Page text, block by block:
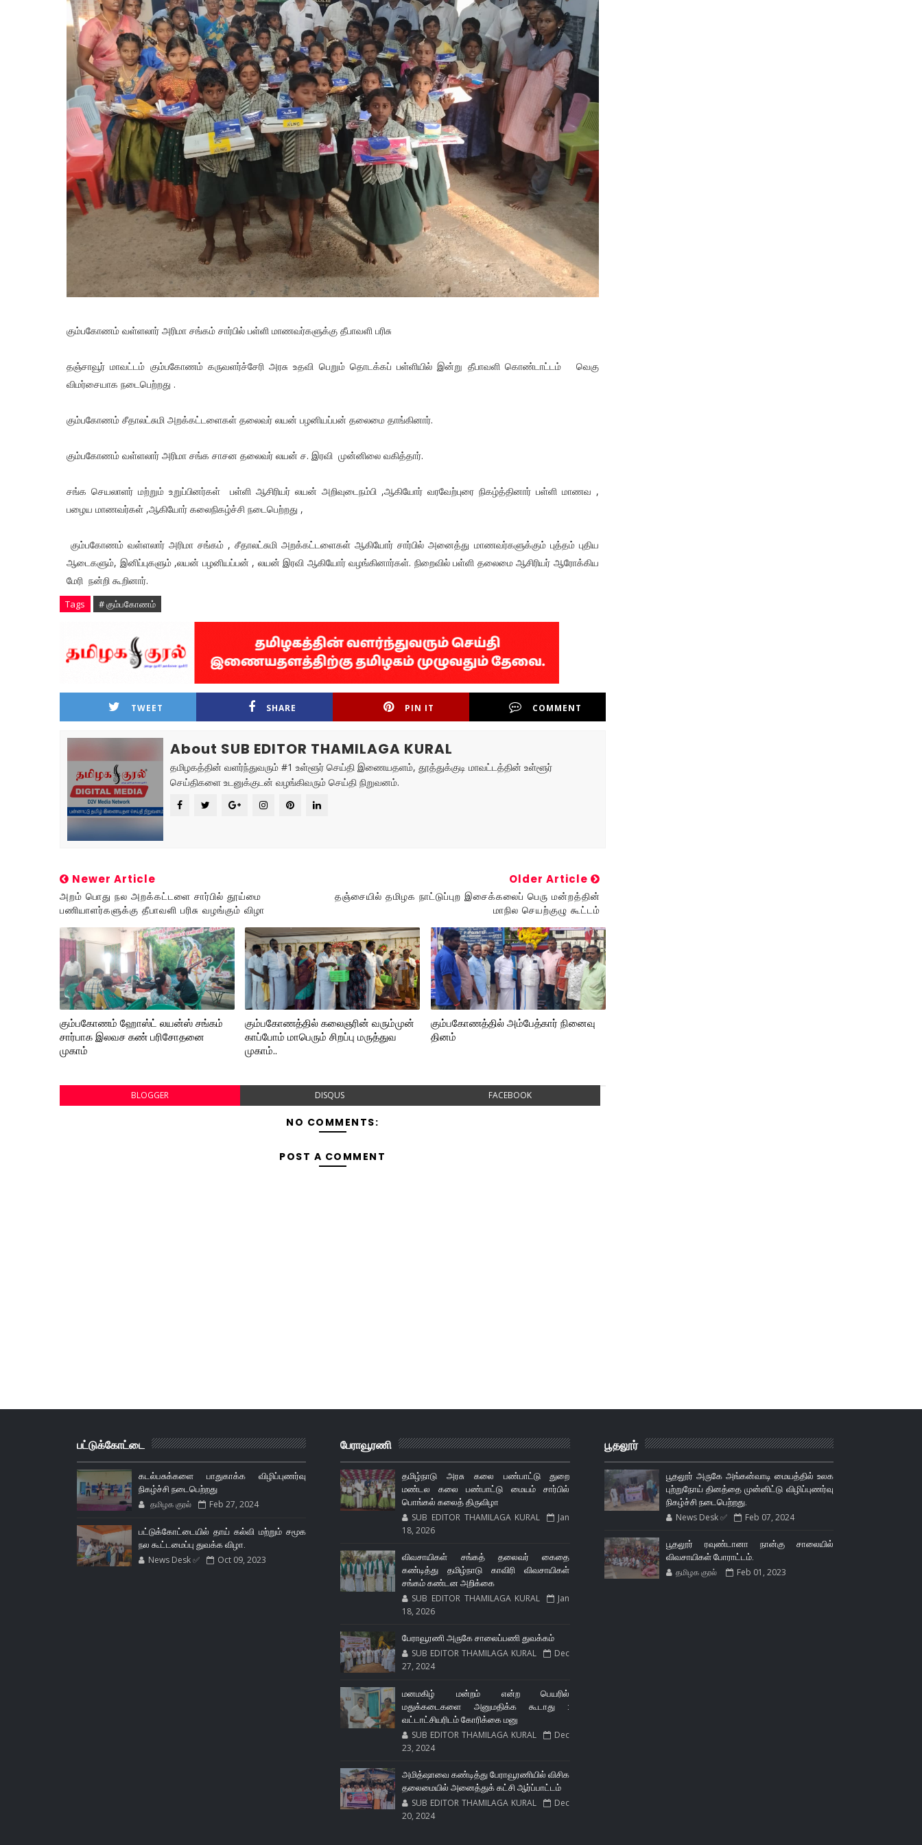
கும்பகோணம் வள்ளலார் அரிமா சங்கம் சார்பில் பள்ளி மாணவர்களுக்கு தீபாவளி பரிசு
தஞ்சாவூர் மாவட்டம் கும்பகோணம் கருவளர்ச்சேரி அரசு உதவி பெறும் தொடக்கப் பள்ளியில் இன்று தீபாவளி கொண்டாட்டம் வெகு
விமர்சையாக நடைபெற்றது .
கும்பகோணம் சீதாலட்சுமி அறக்கட்டளைகள் தலைவர் லயன் பழனியப்பன் தலைமை தாங்கினார்.
கும்பகோணம் வள்ளலார் அரிமா சங்க சாசன தலைவர் லயன் ச. இரவி முன்னிலை வகித்தார்.
சங்க செயலாளர் மற்றும் உறுப்பினர்கள் பள்ளி ஆசிரியர் லயன் அறிவுடைநம்பி ,ஆகியோர் வரவேற்புரை நிகழ்த்தினார் பள்ளி மாணவ ,
பழைய மாணவர்கள் ,ஆகியோர் கலைநிகழ்ச்சி நடைபெற்றது ,
கும்பகோணம் வள்ளலார் அரிமா சங்கம் , சீதாலட்சுமி அறக்கட்டளைகள் ஆகியோர் சார்பில் அனைத்து மாணவர்களுக்கும் புத்தம் புதிய
ஆடைகளும், இனிப்புகளும் ,லயன் பழனியப்பன் , லயன் இரவி ஆகியோர் வழங்கினார்கள். நிறைவில் பள்ளி தலைமை ஆசிரியர் ஆரோக்கிய
மேரி நன்றி கூறினார்.
Tags # கும்பகோணம்
TWEET SHARE PIN IT COMMENT
About SUB EDITOR THAMILAGA KURAL
தமிழகத்தின் வளர்ந்துவரும் #1 உள்ளூர் செய்தி இணையதளம், தூத்துக்குடி மாவட்டத்தின் உள்ளூர்
செய்திகளை உடனுக்குடன் வழங்கிவரும் செய்தி நிறுவனம்.
Newer Article
அறம் பொது நல அறக்கட்டளை சார்பில் தூய்மை
பணியாளர்களுக்கு தீபாவளி பரிசு வழங்கும் விழா
Older Article
தஞ்சையில் தமிழக நாட்டுப்புற இசைக்கலைப் பெரு மன்றத்தின்
மாநில செயற்குழு கூட்டம்
கும்பகோணம் ஹோஸ்ட் லயன்ஸ் சங்கம்
சார்பாக இலவச கண் பரிசோதனை
முகாம்
கும்பகோணத்தில் கலைஞரின் வரும்முன்
காப்போம் மாபெரும் சிறப்பு மருத்துவ
முகாம்..
கும்பகோணத்தில் அம்பேத்கார் நினைவு
தினம்
BLOGGER DISQUS FACEBOOK
NO COMMENTS:
POST A COMMENT
பட்டுக்கோட்டை
கடல்பசுக்களை பாதுகாக்க விழிப்புணர்வு
நிகழ்ச்சி நடைபெற்றது
தமிழக குரல் Feb 27, 2024
பட்டுக்கோட்டையில் தாய் கல்வி மற்றும் சமூக
நல கூட்டமைப்பு துவக்க விழா.
News Desk ✅ Oct 09, 2023
பேராவூரணி
தமிழ்நாடு அரசு கலை பண்பாட்டு துறை
மண்டல கலை பண்பாட்டு மையம் சார்பில்
பொங்கல் கலைத் திருவிழா
SUB EDITOR THAMILAGA KURAL
Jan
18, 2026
விவசாயிகள் சங்கத் தலைவர் கைதை
கண்டித்து தமிழ்நாடு காவிரி விவசாயிகள்
சங்கம் கண்டன அறிக்கை
SUB EDITOR THAMILAGA KURAL
Jan
18, 2026
பேராவூரணி அருகே சாலைப்பணி துவக்கம்
SUB EDITOR THAMILAGA KURAL
Dec
27, 2024
மனமகிழ் மன்றம் என்ற பெயரில்
மதுக்கடைகளை அனுமதிக்க கூடாது :
வட்டாட்சியரிடம் கோரிக்கை மனு
SUB EDITOR THAMILAGA KURAL
Dec
23, 2024
அமித்ஷாவை கண்டித்து பேராவூரணியில் விசிக
தலைமையில் அனைத்துக் கட்சி ஆர்ப்பாட்டம்
SUB EDITOR THAMILAGA KURAL
Dec
20, 2024
பூதலூர்
பூதலூர் அருகே அங்கன்வாடி மையத்தில் உலக
புற்றுநோய் தினத்தை முன்னிட்டு விழிப்புணர்வு
நிகழ்ச்சி நடைபெற்றது.
News Desk ✅ Feb 07, 2024
பூதலூர் ரவுண்டானா நான்கு சாலையில்
விவசாயிகள் போராட்டம்.
தமிழக குரல் Feb 01, 2023